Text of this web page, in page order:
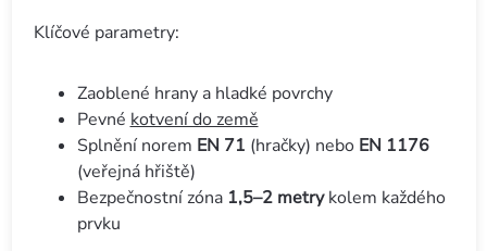
Klíčové parametry:
Zaoblené hrany a hladké povrchy
Pevné kotvení do země
Splnění norem EN 71 (hračky) nebo EN 1176
(veřejná hřiště)
Bezpečnostní zóna 1,5–2 metrykolem každého
prvku